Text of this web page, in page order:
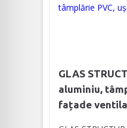
GLAS
aluminiu,
fațade